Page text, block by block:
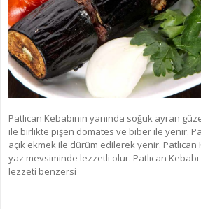
Patlıcan Kebabının yanında soğuk ayran
ile birlikte pişen domates ve biber ile yenir.
açık ekmek ile dürüm edilerek yenir. Patlıcan
yaz mevsiminde lezzetli olur. Patlıcan Kebabı
lezzeti benzersi